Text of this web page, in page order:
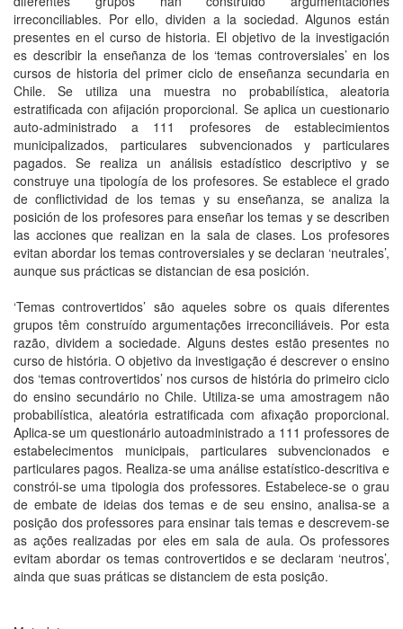
irreconciliables. Por ello, dividen a la sociedad. Algunos están
presentes en el curso de historia. El objetivo de la investigación
es describir la enseñanza de los ‘temas controversiales’ en los
cursos de historia del primer ciclo de enseñanza secundaria en
Chile. Se utiliza una muestra no probabilística, aleatoria
estratificada con afijación proporcional. Se aplica un cuestionario
auto-administrado a 111 profesores de establecimientos
municipalizados, particulares subvencionados y particulares
pagados. Se realiza un análisis estadístico descriptivo y se
construye una tipología de los profesores. Se establece el grado
de conflictividad de los temas y su enseñanza, se analiza la
posición de los profesores para enseñar los temas y se describen
las acciones que realizan en la sala de clases. Los profesores
evitan abordar los temas controversiales y se declaran ‘neutrales’,
aunque sus prácticas se distancian de esa posición.
‘Temas controvertidos’ são aqueles sobre os quais diferentes
grupos têm construído argumentações irreconciliáveis. Por esta
razão, dividem a sociedade. Alguns destes estão presentes no
curso de história. O objetivo da investigação é descrever o ensino
dos ‘temas controvertidos’ nos cursos de história do primeiro ciclo
do ensino secundário no Chile. Utiliza-se uma amostragem não
probabilística, aleatória estratificada com afixação proporcional.
Aplica-se um questionário autoadministrado a 111 professores de
estabelecimentos municipais, particulares subvencionados e
particulares pagos. Realiza-se uma análise estatístico-descritiva e
constrói-se uma tipologia dos professores. Estabelece-se o grau
de embate de ideias dos temas e de seu ensino, analisa-se a
posição dos professores para ensinar tais temas e descrevem-se
as ações realizadas por eles em sala de aula. Os professores
evitam abordar os temas controvertidos e se declaram ‘neutros’,
ainda que suas práticas se distanciem de esta posição.